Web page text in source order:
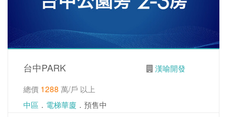
台中PARK
漢喻開發
總價 1288 萬/戶 以上
中區 ． 電梯華廈 ．預售中